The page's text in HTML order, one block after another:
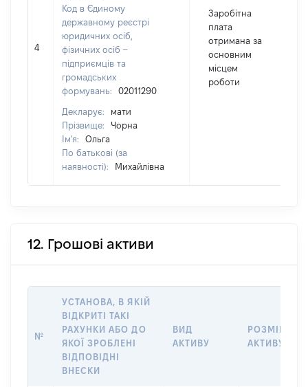
4
Код в Єдиному
державному реєстрі
юридичних осіб,
фізичних осіб –
підприємців та
громадських
формувань:
02011290
Декларує:
мати
Прізвище:
Чорна
Ім'я:
Ольга
По батькові (за
наявності):
Михайлівна
Заробітна
плата
отримана за
основним
місцем
роботи
12. Грошові активи
№
УСТАНОВА, В ЯКІЙ
ВІДКРИТІ ТАКІ
РАХУНКИ АБО ДО
ЯКОЇ ЗРОБЛЕНІ
ВІДПОВІДНІ
ВНЕСКИ
ВИД
АКТИВУ
РОЗМІР
АКТИВУ